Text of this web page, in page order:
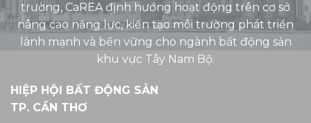
trường, CaREA định hướng hoạt động trên cơ sở
nâng cao năng lực, kiến tạo môi trường phát triển
lành mạnh và bền vững cho ngành bất động sản
khu vực Tây Nam Bộ.
HIỆP HỘI BẤT ĐỘNG SẢN
TP. CẦN THƠ